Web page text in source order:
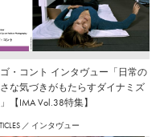
・コント インタヴュー「日常の
な気づきがもたらすダイナミズ
【IMA Vol.38特集】
／ インタヴュー